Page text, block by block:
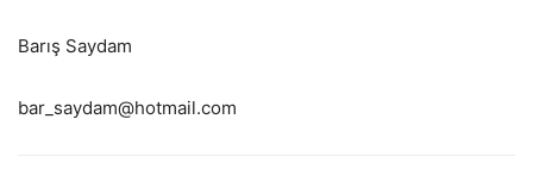
Barış Saydam
bar_saydam@hotmail.com